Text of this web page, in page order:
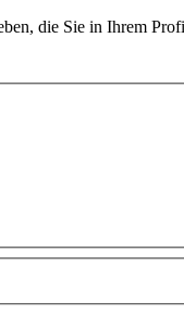
die Sie in Ihrem